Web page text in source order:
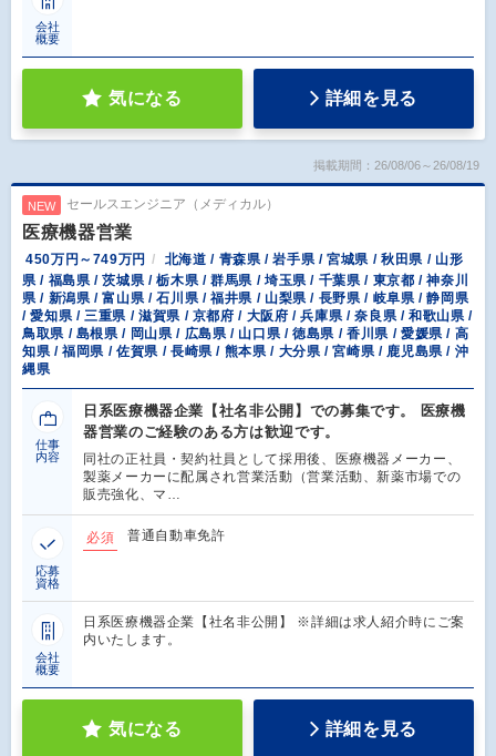
会社
概要
気になる 詳細を見る
掲載期間：26/08/06～26/08/19
NEW セールスエンジニア（メディカル）
医療機器営業
450万円～749万円
北海道 / 青森県 / 岩手県 / 宮城県 / 秋田県 / 山形
県 / 福島県 / 茨城県 / 栃木県 / 群馬県 / 埼玉県 / 千葉県 / 東京都 / 神奈川
県 / 新潟県 / 富山県 / 石川県 / 福井県 / 山梨県 / 長野県 / 岐阜県 / 静岡県
/ 愛知県 / 三重県 / 滋賀県 / 京都府 / 大阪府 / 兵庫県 / 奈良県 / 和歌山県 /
鳥取県 / 島根県 / 岡山県 / 広島県 / 山口県 / 徳島県 / 香川県 / 愛媛県 / 高
知県 / 福岡県 / 佐賀県 / 長崎県 / 熊本県 / 大分県 / 宮崎県 / 鹿児島県 / 沖
縄県
仕事
内容
日系医療機器企業【社名非公開】での募集です。 医療機
器営業のご経験のある方は歓迎です。
同社の正社員・契約社員として採用後、医療機器メーカー、
製薬メーカーに配属され営業活動（営業活動、新薬市場での
販売強化、マ…
応募
資格
必須 普通自動車免許
会社
概要
日系医療機器企業【社名非公開】 ※詳細は求人紹介時にご案
内いたします。
気になる 詳細を見る